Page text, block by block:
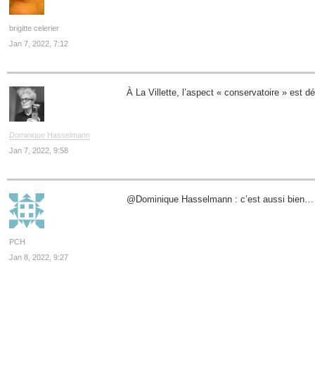
brigitte celerier
Jan 7, 2022, 7:12
Dominique Hasselmann
Jan 7, 2022, 9:58
À La Villette, l’aspect « conservatoire » est
PCH
Jan 8, 2022, 9:27
@Dominique Hasselmann : c’est aussi bien…